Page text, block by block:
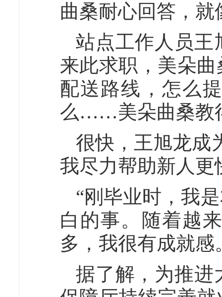
曲桑耐心回答，
站点工作人员王
来此求职，美朵
配送路线，怎么
么……美朵曲桑教
很快，王旭龙成
我尽力帮助新人更
“刚毕业时，我
白的事。随着越
多，我很有成就感
据了解，为推进